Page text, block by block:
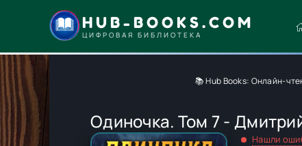
HUB-BOOKS.COM
ЦИФРОВАЯ БИБЛИОТЕКА
📚 Hub Books: Онлайн-
Одиночка. Том 7 -
Нашли